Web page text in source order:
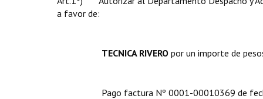
a favor de:
TECNICA RIVERO por un importe de pesos, un
Pago factura Nº 0001-00010369 de fechas